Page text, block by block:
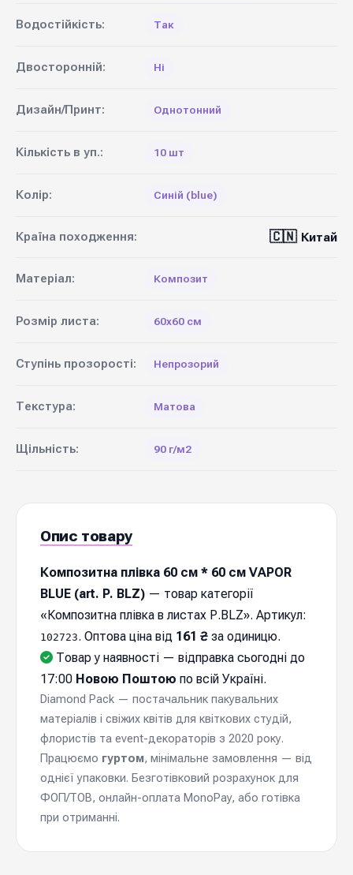
Водостійкість: Так
Двосторонній: Ні
Дизайн/Принт: Однотонний
Кількість в уп.: 10 шт
Колір: Синій (blue)
Країна походження: 🇨🇳 Китай
Матеріал: Композит
Розмір листа: 60х60 см
Ступінь прозорості: Непрозорий
Текстура: Матова
Щільність: 90 г/м2
Опис товару
Композитна плівка 60 см * 60 см VAPOR
BLUE (art. P. BLZ) — товар категорії
«Композитна плівка в листах Р.BLZ». Артикул:
102723. Оптова ціна від 161 ₴ за одиницю.
Товар у наявності — відправка cьогодні до
17:00 Новою Поштою по всій Україні.
Diamond Pack — постачальник пакувальних
матеріалів і свіжих квітів для квіткових студій,
флористів та event-декораторів з 2020 року.
Працюємо гуртом, мінімальне замовлення — від
однієї упаковки. Безготівковий розрахунок для
ФОП/ТОВ, онлайн-оплата MonoPay, або готівка
при отриманні.